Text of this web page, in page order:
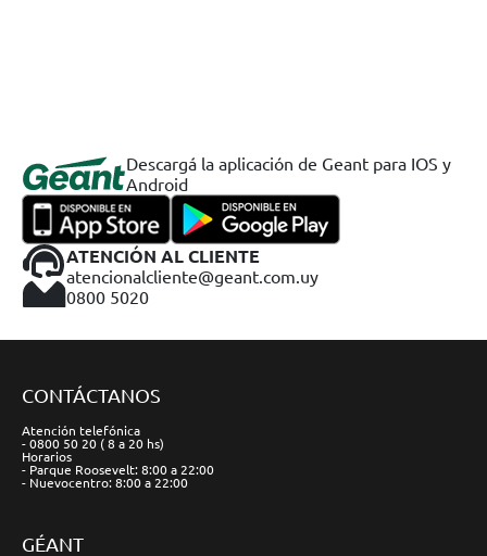
Descargá la aplicación de Geant para IOS y
Android
ATENCIÓN AL CLIENTE
atencionalcliente@geant.com.uy
0800 5020
CONTÁCTANOS
Atención telefónica
- 0800 50 20 ( 8 a 20 hs)
Horarios
- Parque Roosevelt: 8:00 a 22:00
- Nuevocentro: 8:00 a 22:00
GÉANT